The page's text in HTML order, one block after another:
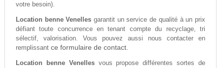
votre besoin).
Location benne Venelles garantit un service de qualité à un prix
défiant toute concurrence en tenant compte du recyclage, tri
sélectif, valorisation. Vous pouvez aussi nous contacter en
remplissant ce formulaire de contact.
Location benne Venellesvous propose différentes sortes de